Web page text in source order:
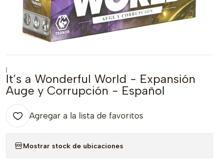
|
It’s a Wonderful World - Expansión
Auge y Corrupción - Español
Agregar a la lista de favoritos
Mostrar stock de ubicaciones